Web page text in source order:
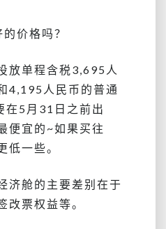
价格吗？
放单程含税3,695人
4,195人民币的普通
在5月31日之前出
便宜的~如果买往
低一些。
济舱的主要差别在于
改票权益等。